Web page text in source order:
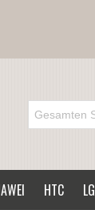
HTC LG